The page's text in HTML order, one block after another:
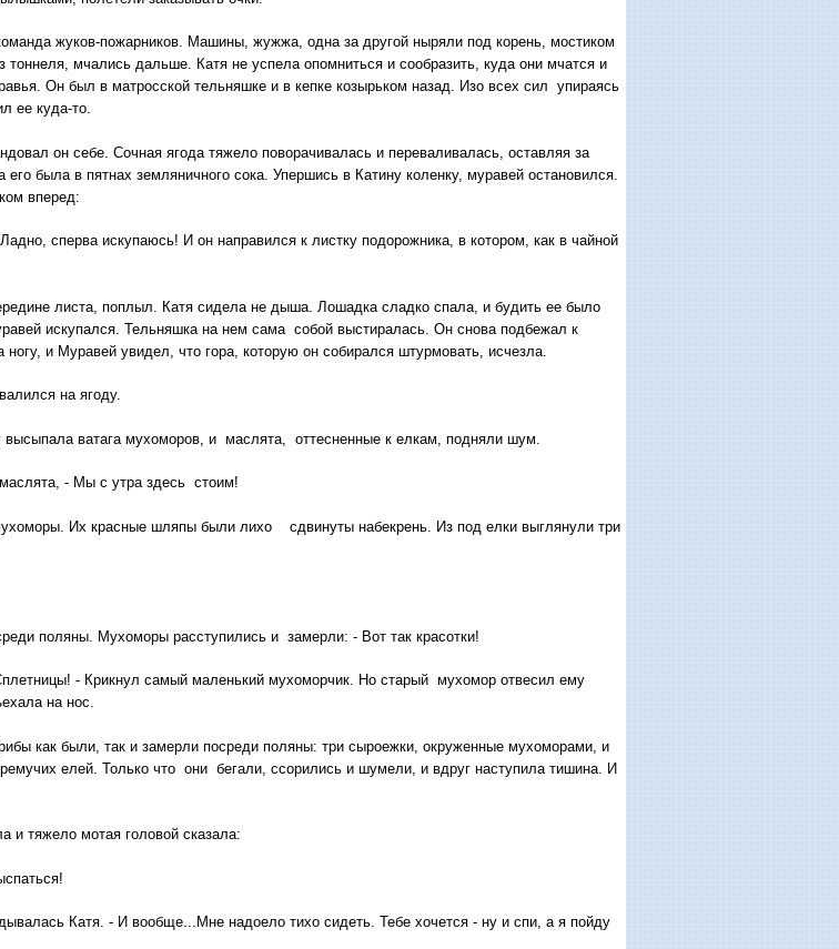
жуков-пожарников. Машины, жужжа, одна за другой ныряли под корень, мостиком
тоннеля, мчались дальше. Катя не успела опомниться и сообразить, куда они мчатся и
Он был в матросской тельняшке и в кепке козырьком назад. Изо всех сил упираясь
ее куда-то.
он себе. Сочная ягода тяжело поворачивалась и переваливалась, оставляя за
была в пятнах земляничного сока. Упершись в Катину коленку, муравей остановился.
вперед:
сперва искупаюсь! И он направился к листку подорожника, в котором, как в чайной
листа, поплыл. Катя сидела не дыша. Лошадка сладко спала, и будить ее было
искупался. Тельняшка на нем сама собой выстиралась. Он снова подбежал к
и Муравей увидел, что гора, которую он собирался штурмовать, исчезла.
на ягоду.
ватага мухоморов, и маслята, оттесненные к елкам, подняли шум.
- Мы с утра здесь стоим!
Их красные шляпы были лихо сдвинуты набекрень. Из под елки выглянули три
поляны. Мухоморы расступились и замерли: - Вот так красотки!
- Крикнул самый маленький мухоморчик. Но старый мухомор отвесил ему
на нос.
как были, так и замерли посреди поляны: три сыроежки, окруженные мухоморами, и
елей. Только что они бегали, ссорились и шумели, и вдруг наступила тишина. И
тяжело мотая головой сказала:
Катя. - И вообще...Мне надоело тихо сидеть. Тебе хочется - ну и спи, а я пойду